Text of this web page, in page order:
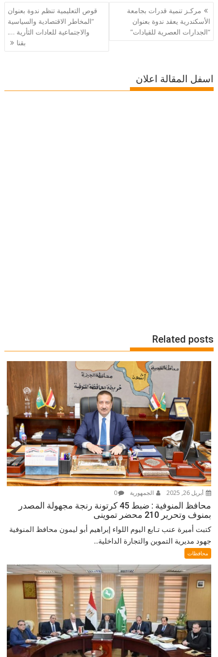
تصفّح
المقالات
مركـز تنمية قدرات بجامعة
الأسكندرية يعقد ندوة بعنوان
“الجدارات العصرية للقيادات”
قوص التعليمية تنظم ندوة بعنوان
“المخاطر الاقتصادية والسياسية
والاجتماعية للعادات الثأرية ….
بقنا
اسفل المقالة اعلان
Related posts
أبريل 26, 2025 الجمهورية 0
محافظ المنوفية : ضبط 45 كرتونة رنجة مجهولة المصدر
بمنوف وتحرير 210 محضر تموينى
كتبت أميرة عنب تـابع اليوم اللواء إبراهيم أبو ليمون محافظ المنوفية
جهود مديرية التموين والتجارة الداخلية...
محافظات